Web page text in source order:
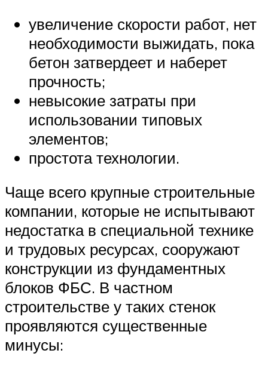
увеличение скорости работ, нет
необходимости выжидать, пока
бетон затвердеет и наберет
прочность;
невысокие затраты при
использовании типовых
элементов;
простота технологии.
Чаще всего крупные строительные
компании, которые не испытывают
недостатка в специальной технике
и трудовых ресурсах, сооружают
конструкции из фундаментных
блоков ФБС. В частном
строительстве у таких стенок
проявляются существенные
минусы: